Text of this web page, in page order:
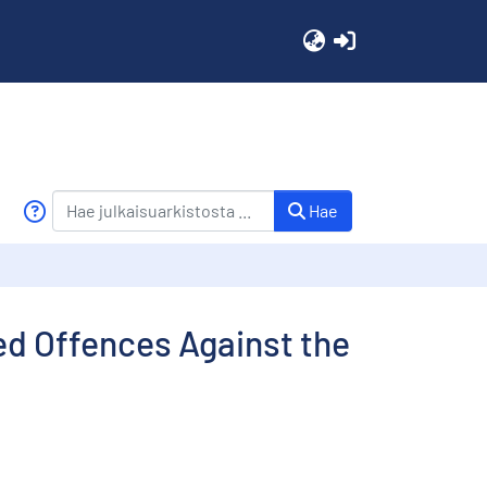
Hae
Offences Against the